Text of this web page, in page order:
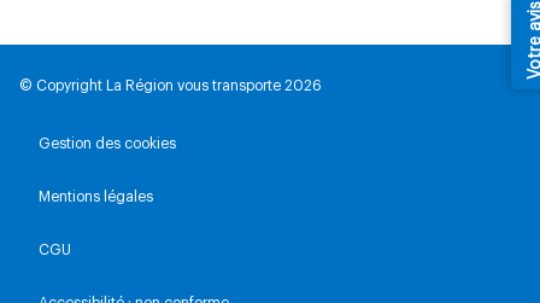
© Copyright La Région vous transporte 2026
Gestion des cookies
Mentions légales
CGU